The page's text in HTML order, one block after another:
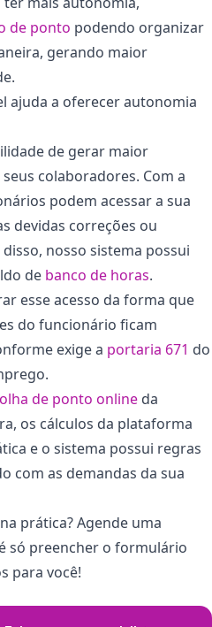
de ponto podendo organizar
gerando maior
ajuda a oferecer autonomia
de gerar maior
colaboradores. Com a
podem acessar a sua
devidas correções ou
nosso sistema possui
de banco de horas.
esse acesso da forma que
do funcionário ficam
exige a portaria 671 do
de ponto online da
os cálculos da plataforma
e o sistema possui regras
com as demandas da sua
prática? Agende uma
só preencher o formulário
para você!